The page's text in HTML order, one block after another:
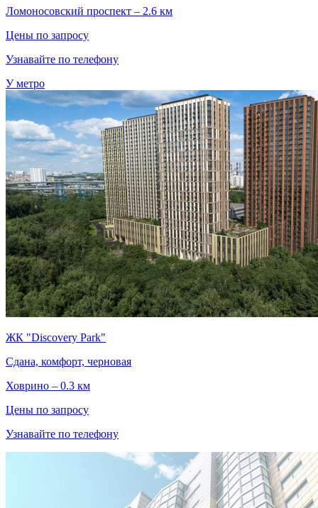
Ломоносовский проспект – 2.6 км
Цены по запросу
Узнавайте по телефону
У метро
ЖК "Discovery Park"
Сдана, комфорт, черновая
Ховрино – 0.3 км
Цены по запросу
Узнавайте по телефону